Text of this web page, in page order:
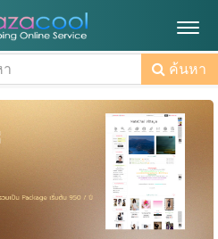
ค้นหา